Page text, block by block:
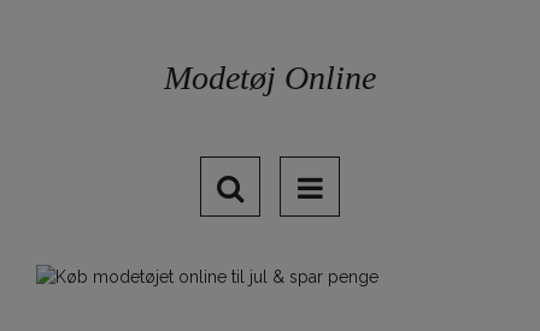
Modetøj Online